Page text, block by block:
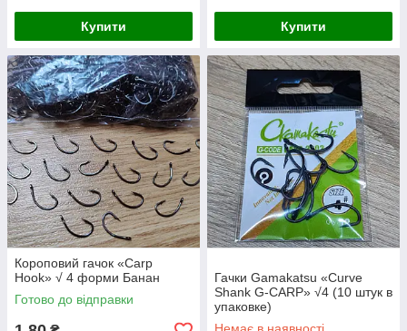
Купити Купити
Короповий гачок «Carp
Hook» √ 4 форми Банан
Готово до відправки
Гачки Gamakatsu «Curve
Shank G-CARP» √4 (10 штук в
упаковке)